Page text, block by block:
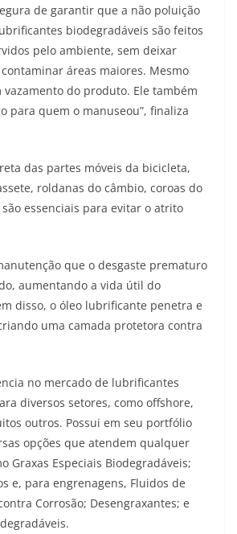
de garantir que a não poluição
biodegradáveis são feitos
pelo ambiente, sem deixar
áreas maiores. Mesmo
do produto. Ele também
para quem o manuseou”, finaliza
das partes móveis da bicicleta,
roldanas do câmbio, coroas do
essenciais para evitar o atrito
que o desgaste prematuro
aumentando a vida útil do
disso, o óleo lubrificante penetra e
uma camada protetora contra
no mercado de lubrificantes
diversos setores, como offshore,
outros. Possui em seu portfólio
opções que atendem qualquer
Graxas Especiais Biodegradáveis;
e, para engrenagens, Fluidos de
Corrosão; Desengraxantes; e